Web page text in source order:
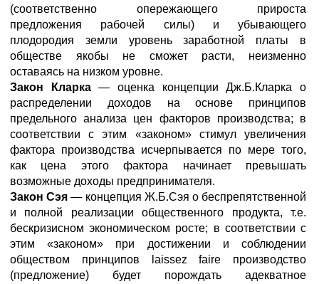
(соответственно опережающего прироста
предложения рабочей силы) и убывающего
плодородия земли уровень заработной платы в
обществе якобы не сможет расти, неизменно
оставаясь на низком уровне.
Закон Кларка— оценка концепции Дж.Б.Кларка о
распределении доходов на основе принципов
предельного анализа цен факторов производства; в
соответствии с этим «законом» стимул увеличения
фактора производства исчерпывается по мере того,
как цена этого фактора начинает превышать
возможные доходы предпринимателя.
Закон Сэя— концепция Ж.Б.Сэя о беспрепятственной
и полной реализации общественного продукта, т.е.
бескризисном экономическом росте; в соответствии с
этим «законом» при достижении и соблюдении
обществом принципов laissez faire производство
(предложение) будет порождать адекватное